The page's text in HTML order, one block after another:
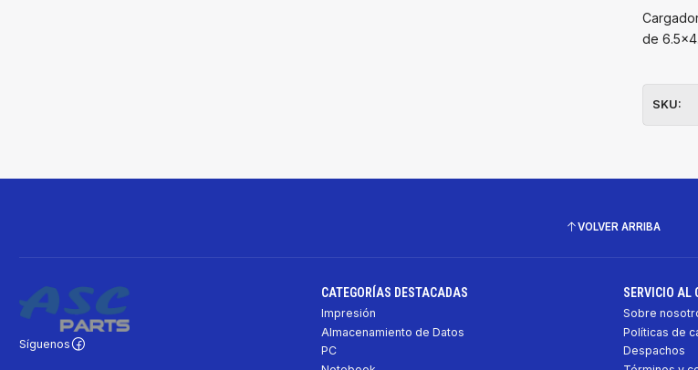
de
SKU:
VOLVER ARRIBA
Síguenos
CATEGORÍAS DESTACADAS
Impresión
Almacenamiento de Datos
PC
SERVICIO AL
Sobre
Políticas de
Despachos